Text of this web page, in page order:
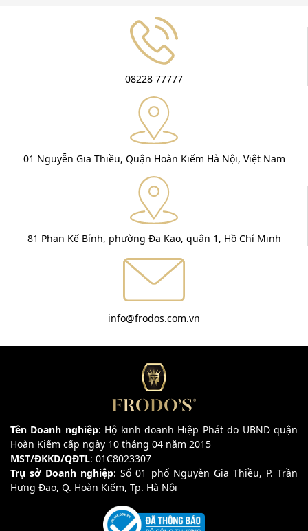
08228 77777
01 Nguyễn Gia Thiều, Quận Hoàn Kiếm Hà Nội, Việt Nam
81 Phan Kế Bính, phường Đa Kao, quận 1, Hồ Chí Minh
info@frodos.com.vn
Tên Doanh nghiệp: Hộ kinh doanh Hiệp Phát do UBND quận
Hoàn Kiếm cấp ngày 10 tháng 04 năm 2015
MST/ĐKKD/QĐTL: 01C8023307
Trụ sở Doanh nghiệp: Số 01 phố Nguyễn Gia Thiều, P. Trần
Hưng Đạo, Q. Hoàn Kiếm, Tp. Hà Nội